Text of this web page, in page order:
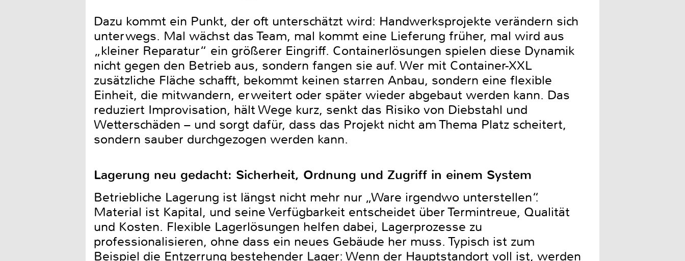
Dazu kommt ein Punkt, der oft unterschätzt wird: Handwerksprojekte verändern sich
unterwegs. Mal wächst das Team, mal kommt eine Lieferung früher, mal wird aus
„kleiner Reparatur“ ein größerer Eingriff. Containerlösungen spielen diese Dynamik
nicht gegen den Betrieb aus, sondern fangen sie auf. Wer mit Container-XXL
zusätzliche Fläche schafft, bekommt keinen starren Anbau, sondern eine flexible
Einheit, die mitwandern, erweitert oder später wieder abgebaut werden kann. Das
reduziert Improvisation, hält Wege kurz, senkt das Risiko von Diebstahl und
Wetterschäden – und sorgt dafür, dass das Projekt nicht am Thema Platz scheitert,
sondern sauber durchgezogen werden kann.
Lagerung neu gedacht: Sicherheit, Ordnung und Zugriff in einem System
Betriebliche Lagerung ist längst nicht mehr nur „Ware irgendwo unterstellen“.
Material ist Kapital, und seine Verfügbarkeit entscheidet über Termintreue, Qualität
und Kosten. Flexible Lagerlösungen helfen dabei, Lagerprozesse zu
professionalisieren, ohne dass ein neues Gebäude her muss. Typisch ist zum
Beispiel die Entzerrung bestehender Lager: Wenn der Hauptstandort voll ist, werden